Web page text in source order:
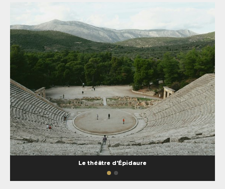
Le théâtre d'Épidaure